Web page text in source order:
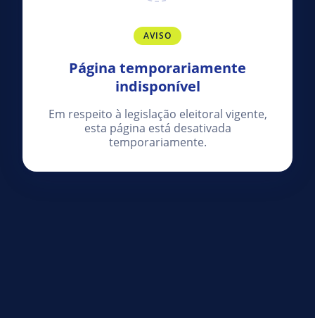
AVISO
Página temporariamente
indisponível
Em respeito à legislação eleitoral vigente,
esta página está desativada
temporariamente.